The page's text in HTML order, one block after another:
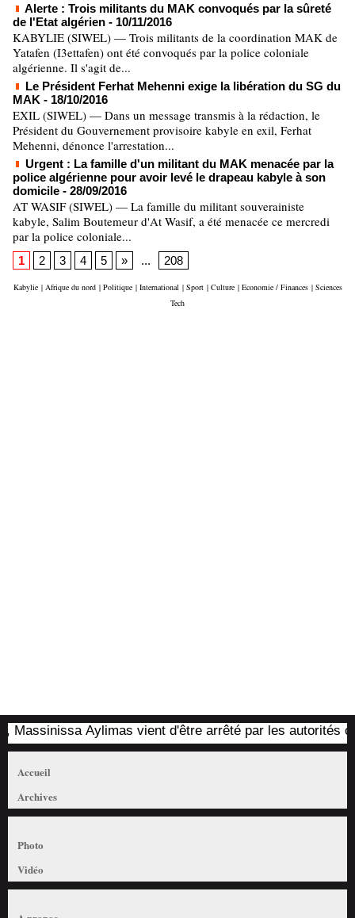
Alerte : Trois militants du MAK convoqués par la sûreté
de l'Etat algérien - 10/11/2016
KABYLIE (SIWEL) — Trois militants de la coordination MAK de
Yatafen (I3ettafen) ont été convoqués par la police coloniale
algérienne. Il s'agit de...
Le Président Ferhat Mehenni exige la libération du SG du
MAK - 18/10/2016
EXIL (SIWEL) — Dans un message transmis à la rédaction, le
Président du Gouvernement provisoire kabyle en exil, Ferhat
Mehenni, dénonce l'arrestation...
Urgent : La famille d'un militant du MAK menacée par la
police algérienne pour avoir levé le drapeau kabyle à son
domicile - 28/09/2016
AT WASIF (SIWEL) — La famille du militant souverainiste
kabyle, Salim Boutemeur d'At Wasif, a été menacée ce mercredi
par la police coloniale...
1 2 3 4 5 » ... 208
Kabylie | Afrique du nord | Politique | International | Sport | Culture | Economie / Finances | Sciences
Tech
d'être arrêté par les autorités coloniales (mis à jour)
Accueil
Archives
Photo
Vidéo